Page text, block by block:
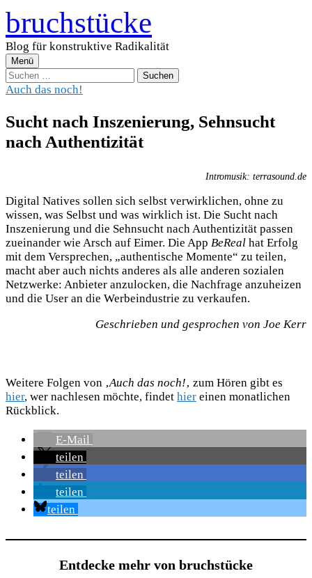
Zum
Inhalt
überspringen
bruchstücke
Blog für konstruktive Radikalität
Menü
Suchen
nach:
Auch das noch!
Sucht nach Inszenierung, Sehnsucht
nach Authentizität
Intromusik: terrasound.de
Digital Natives sollen sich selbst verwirklichen, ohne zu
wissen, was Selbst und was wirklich ist. Die Sucht nach
Inszenierung und die Sehnsucht nach Authentizität passen
zueinander wie Arsch auf Eimer. Die App BeReal hat Erfolg
mit dem Versprechen, „authentische Momente“ zu teilen,
macht aber auch nichts anderes als alle anderen sozialen
Netzwerke: Anbieter anzulocken, die Nachfrage anzuheizen
und die User an die Werbeindustrie zu verkaufen.
Geschrieben und gesprochen von Joe Kerr
Weitere Folgen von ‚Auch das noch!‚ zum Hören gibt es
hier, wer nachlesen möchte, findet hier einen monatlichen
Rückblick.
E-Mail
teilen
teilen
teilen
teilen
Entdecke mehr von bruchstücke